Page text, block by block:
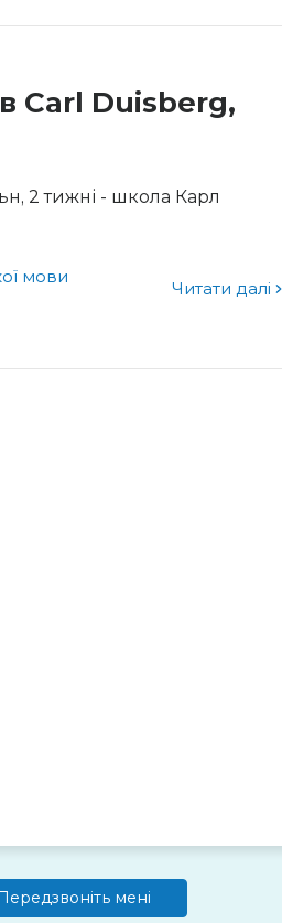
Carl Duisberg,
2 тижні - школа Карл
Читати далі
мови
Передзвоніть мені